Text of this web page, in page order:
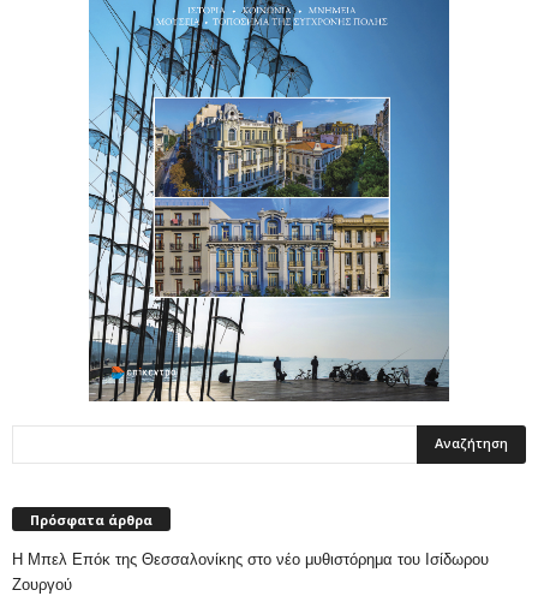
Πρόσφατα άρθρα
Η Μπελ Επόκ της Θεσσαλονίκης στο νέο μυθιστόρημα του Ισίδωρου
Ζουργού